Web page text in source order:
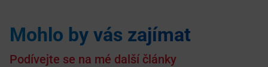
Mohlo by vás zajímat
Podívejte se na mé další články